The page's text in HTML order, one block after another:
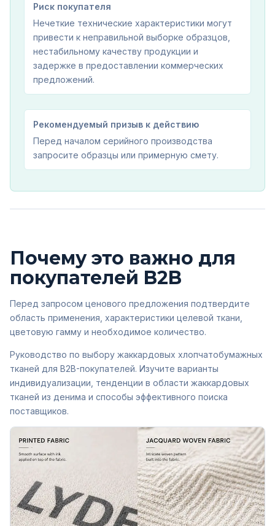
Риск покупателя
Нечеткие технические характеристики могут
привести к неправильной выборке образцов,
нестабильному качеству продукции и
задержке в предоставлении коммерческих
предложений.
Рекомендуемый призыв к действию
Перед началом серийного производства
запросите образцы или примерную смету.
Почему это важно для
покупателей B2B
Перед запросом ценового предложения подтвердите
область применения, характеристики целевой ткани,
цветовую гамму и необходимое количество.
Руководство по выбору жаккардовых хлопчатобумажных
тканей для B2B-покупателей. Изучите варианты
индивидуализации, тенденции в области жаккардовых
тканей из денима и способы эффективного поиска
поставщиков.